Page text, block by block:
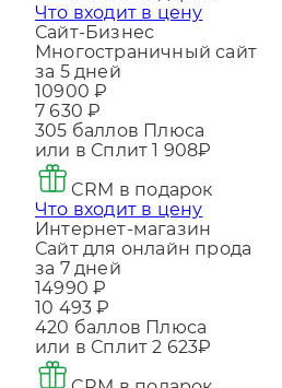
CRM в подарок
Что входит в цену
Сайт-Бизнес
Многостраничный сайт
за 5 дней
10900 ₽
7 630 ₽
305баллов Плюса
или в Сплит
CRM в подарок
Что входит в цену
Интернет-магазин
Сайт для онлайн прода
за 7 дней
14990 ₽
10 493 ₽
420 баллов Плюса
или в Сплит